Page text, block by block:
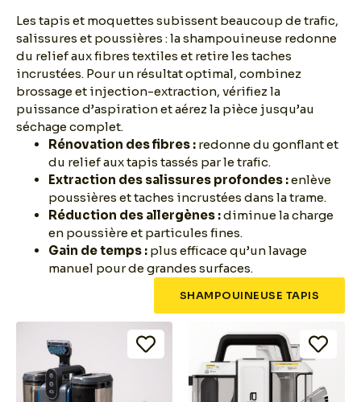
Les tapis et moquettes subissent beaucoup de trafic,
salissures et poussières : la shampouineuse redonne
du relief aux fibres textiles et retire les taches
incrustées. Pour un résultat optimal, combinez
brossage et injection-extraction, vérifiez la
puissance d’aspiration et aérez la pièce jusqu’au
séchage complet.
Rénovation des fibres : redonne du gonflant et
du relief aux tapis tassés par le trafic.
Extraction des salissures profondes :enlève
poussières et taches incrustées dans la trame.
Réduction des allergènes :diminue la charge
en poussière et particules fines.
Gain de temps : plus efficace qu’un lavage
manuel pour de grandes surfaces.
SHAMPOUINEUSE TAPIS